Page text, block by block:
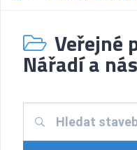
Veřejné
Nářadí a